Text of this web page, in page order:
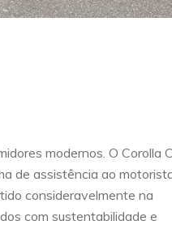
modernos. O Corolla
de assistência ao
consideravelmente na
com sustentabilidade e